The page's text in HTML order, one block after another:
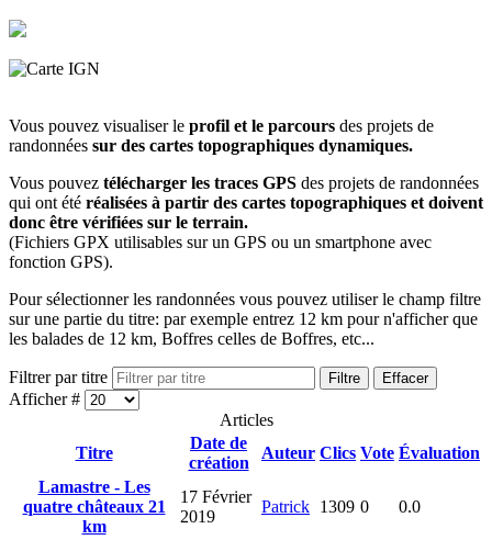
Vous pouvez visualiser le profil et le parcours des projets de
randonnées sur des cartes topographiques dynamiques.
Vous pouvez télécharger les traces GPS des projets de randonnées
qui ont été réalisées à partir des cartes topographiques et doivent
donc être vérifiées sur le terrain.
(Fichiers GPX utilisables sur un GPS ou un smartphone avec
fonction GPS).
Pour sélectionner les randonnées vous pouvez utiliser le champ filtre
sur une partie du titre: par exemple entrez 12 km pour n'afficher que
les balades de 12 km, Boffres celles de Boffres, etc...
Filtrer par titre Filtre Effacer
Afficher #
Articles
Titre
Date de
création
Auteur Clics Vote Évaluation
Lamastre - Les
quatre châteaux 21
km
17 Février
2019
Patrick 1309 0 0.0